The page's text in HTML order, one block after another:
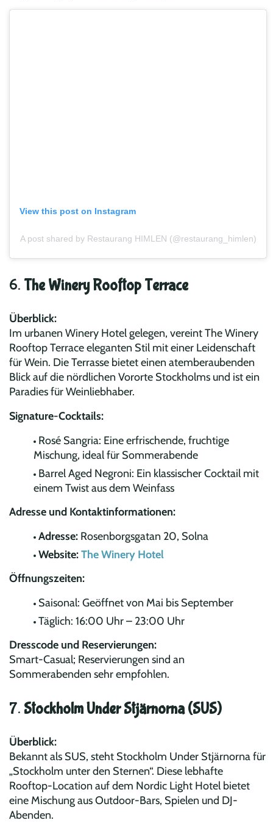
View this post on Instagram
A post shared by Restaurang HIMLEN (@restaurang_himlen)
6. The Winery Rooftop Terrace
Überblick:
Im urbanen Winery Hotel gelegen, vereint The Winery
Rooftop Terrace eleganten Stil mit einer Leidenschaft
für Wein. Die Terrasse bietet einen atemberaubenden
Blick auf die nördlichen Vororte Stockholms und ist ein
Paradies für Weinliebhaber.
Signature-Cocktails:
Rosé Sangria: Eine erfrischende, fruchtige
Mischung, ideal für Sommerabende
Barrel Aged Negroni: Ein klassischer Cocktail mit
einem Twist aus dem Weinfass
Adresse und Kontaktinformationen:
Adresse: Rosenborgsgatan 20, Solna
Website:The Winery Hotel
Öffnungszeiten:
Saisonal: Geöffnet von Mai bis September
Täglich: 16:00 Uhr – 23:00 Uhr
Dresscode und Reservierungen:
Smart-Casual; Reservierungen sind an
Sommerabenden sehr empfohlen.
7. Stockholm Under Stjärnorna (SUS)
Überblick:
Bekannt als SUS, steht Stockholm Under Stjärnorna für
„Stockholm unter den Sternen“. Diese lebhafte
Rooftop-Location auf dem Nordic Light Hotel bietet
eine Mischung aus Outdoor-Bars, Spielen und DJ-
Abenden.